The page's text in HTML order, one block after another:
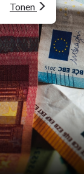
Tonen